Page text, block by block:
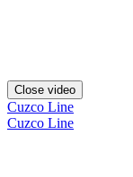
Close video
Cuzco Line
Cuzco Line